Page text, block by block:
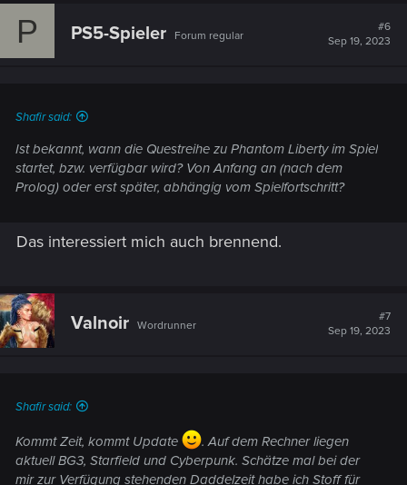
c
P PS5-Spieler Forum regular
#6
Sep 19, 2023
Shafir said:
Ist bekannt, wann die Questreihe zu Phantom Liberty im Spiel
startet, bzw. verfügbar wird? Von Anfang an (nach dem
Prolog) oder erst später, abhängig vom Spielfortschritt?
Das interessiert mich auch brennend.
Valnoir Wordrunner
#7
Sep 19, 2023
Shafir said:
Kommt Zeit, kommt Update
. Auf dem Rechner liegen
aktuell BG3, Starfield und Cyberpunk. Schätze mal bei der
mir zur Verfügung stehenden Daddelzeit habe ich Stoff für